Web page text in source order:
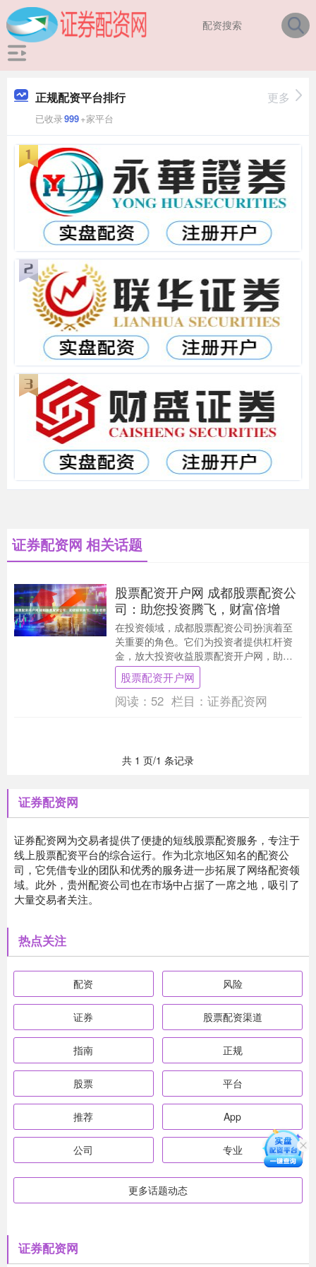
正规配资平台排行
已收录999+家平台
更多
证券配资网 相关话题
股票配资开户网 成都股票配资公
司：助您投资腾飞，财富倍增
在投资领域，成都股票配资公司扮演着至
关重要的角色。它们为投资者提供杠杆资
金，放大投资收益股票配资开户网，助力
财富倍增。 * **放大收益：**配资可以放大
投资者....
股票配资开户网
阅读： 52 栏目： 证券配资网
共 1 页/1 条记录
证券配资网
证券配资网为交易者提供了便捷的短线股票配资服务，专注于
线上股票配资平台的综合运行。作为北京地区知名的配资公
司，它凭借专业的团队和优秀的服务进一步拓展了网络配资领
域。此外，贵州配资公司也在市场中占据了一席之地，吸引了
大量交易者关注。
热点关注
配资 风险
证券 股票配资渠道
指南 正规
股票 平台
推荐 App
公司 专业
更多话题动态
证券配资网